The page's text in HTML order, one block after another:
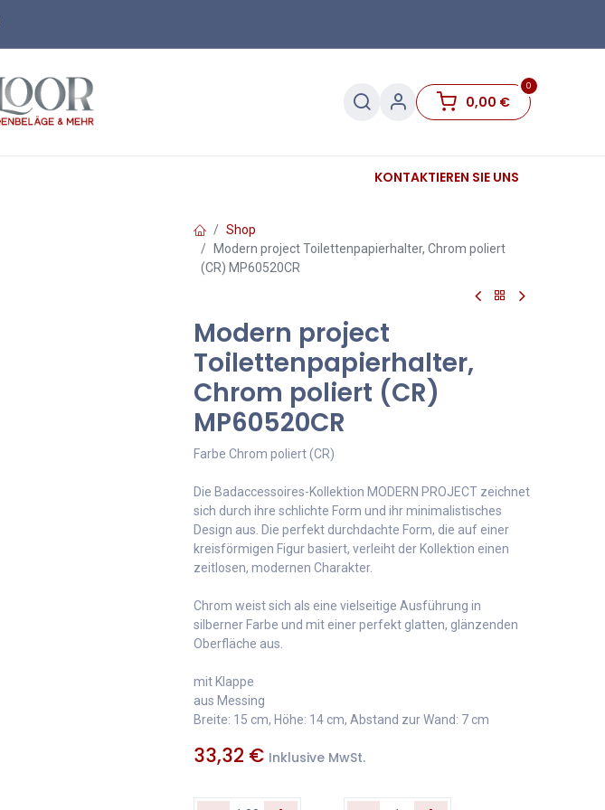
0
0,00 €
Sockelleisten Sale
KONTAKTIEREN SIE UNS
Shop
Modern project Toilettenpapierhalter, Chrom poliert
(CR) MP60520CR
Modern project
Toilettenpapierhalter,
Chrom poliert (CR)
MP60520CR
Farbe Chrom poliert (CR)
Die Badaccessoires-Kollektion MODERN PROJECT zeichnet
sich durch ihre schlichte Form und ihr minimalistisches
Design aus. Die perfekt durchdachte Form, die auf einer
kreisförmigen Figur basiert, verleiht der Kollektion einen
zeitlosen, modernen Charakter.
Chrom weist sich als eine vielseitige Ausführung in
silberner Farbe und mit einer perfekt glatten, glänzenden
Oberfläche aus.
mit Klappe
aus Messing
Breite: 15 cm, Höhe: 14 cm, Abstand zur Wand: 7 cm
33,32 € Inklusive MwSt.